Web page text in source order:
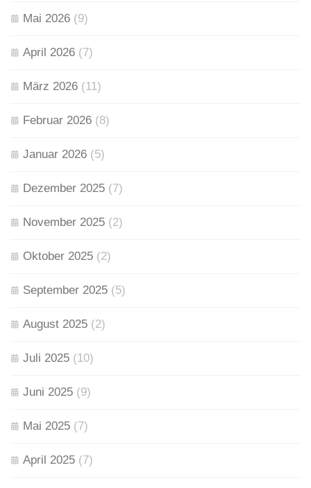
Mai 2026 (9)
April 2026 (7)
März 2026 (11)
Februar 2026 (8)
Januar 2026 (5)
Dezember 2025 (7)
November 2025 (2)
Oktober 2025 (2)
September 2025 (5)
August 2025 (2)
Juli 2025 (10)
Juni 2025 (9)
Mai 2025 (7)
April 2025 (7)